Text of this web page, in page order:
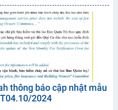
thông báo cập nhật mẫu
2024